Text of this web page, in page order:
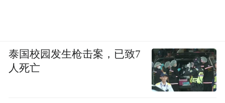
泰国校园发生枪击案，已致7
人死亡